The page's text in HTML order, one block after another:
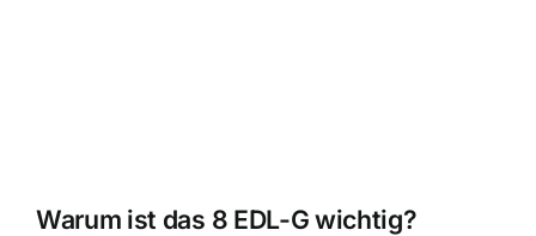
Warum ist das 8 EDL-G wichtig?